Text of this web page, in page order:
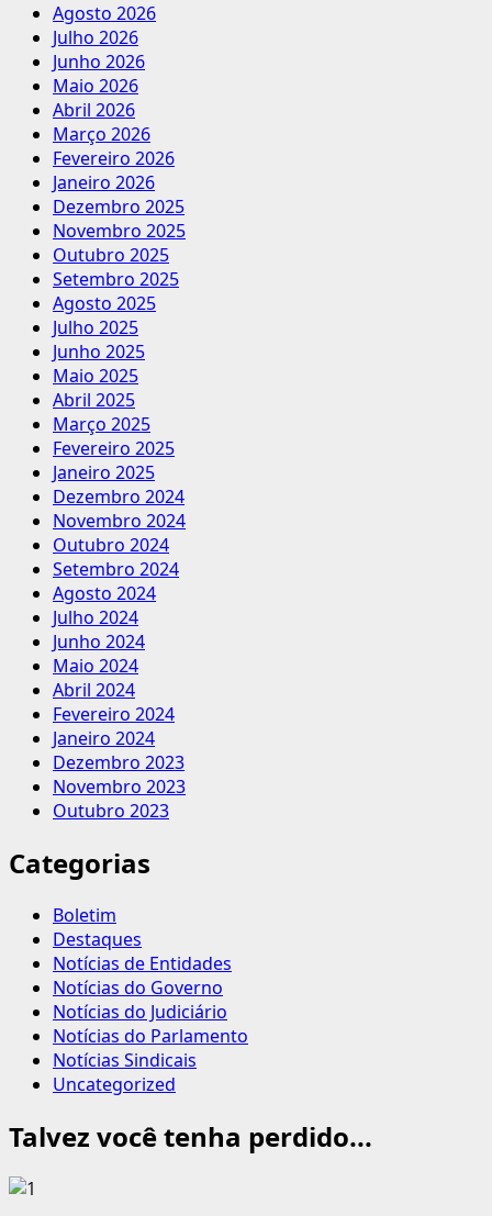
Agosto 2026
Julho 2026
Junho 2026
Maio 2026
Abril 2026
Março 2026
Fevereiro 2026
Janeiro 2026
Dezembro 2025
Novembro 2025
Outubro 2025
Setembro 2025
Agosto 2025
Julho 2025
Junho 2025
Maio 2025
Abril 2025
Março 2025
Fevereiro 2025
Janeiro 2025
Dezembro 2024
Novembro 2024
Outubro 2024
Setembro 2024
Agosto 2024
Julho 2024
Junho 2024
Maio 2024
Abril 2024
Fevereiro 2024
Janeiro 2024
Dezembro 2023
Novembro 2023
Outubro 2023
Categorias
Boletim
Destaques
Notícias de Entidades
Notícias do Governo
Notícias do Judiciário
Notícias do Parlamento
Notícias Sindicais
Uncategorized
Talvez você tenha perdido...